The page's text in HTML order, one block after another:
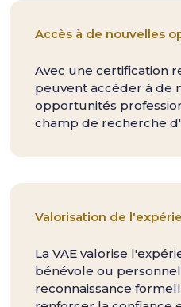
Accès à de nouvelles
Avec une certification
peuvent accéder à de
opportunités
champ de recherche
Valorisation de
La VAE valorise
bénévole ou
reconnaissance